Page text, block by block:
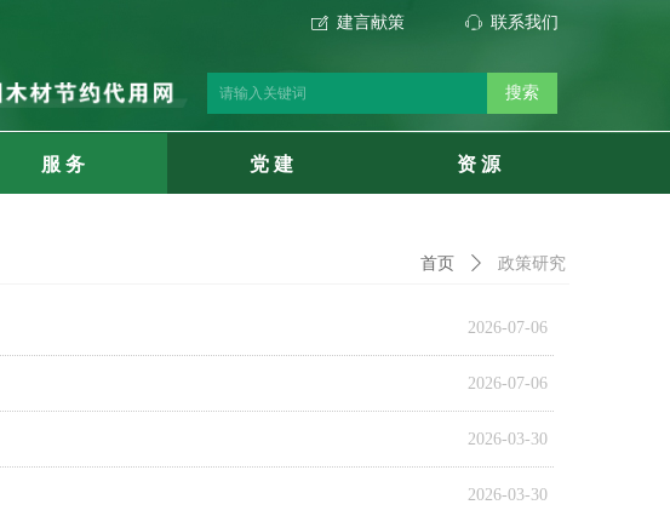
ꂐ 建言献策 ꁱ 联系我们
搜索
服 务 党 建 资 源
首页 ꄲ 政策研究
2026-07-06
2026-07-06
2026-03-30
2026-03-30